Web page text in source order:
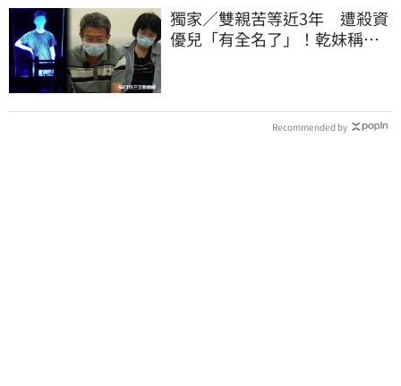
獨家／雙親苦等近3年 遭殺資
優兒「有全名了」！乾妹稱賠
Recommended by